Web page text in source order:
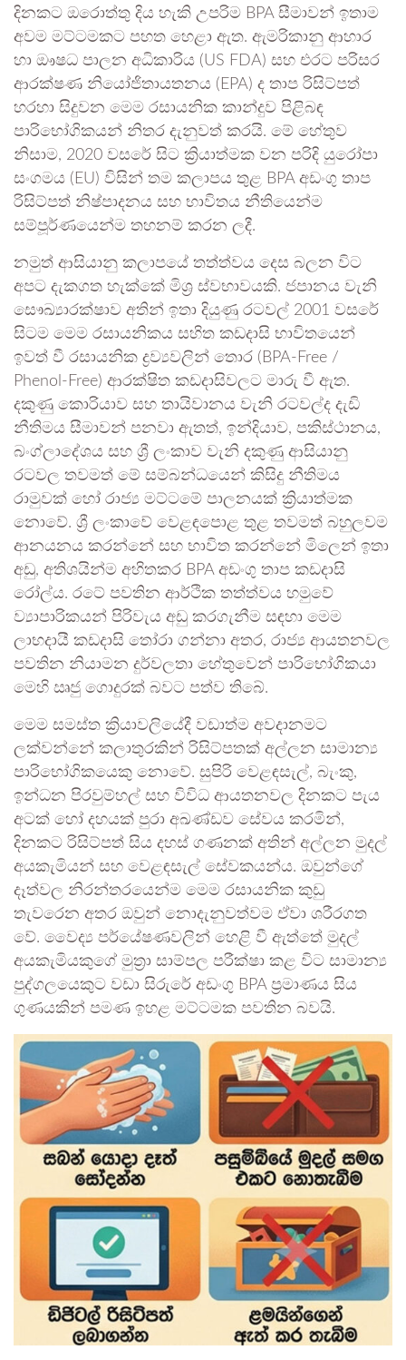
දිනකට ඔරොත්තු දිය හැකි උපරිම BPA සීමාවන් ඉතාම
අවම මට්ටමකට පහත හෙළා ඇත. ඇමරිකානු ආහාර
හා ඖෂධ පාලන අධිකාරිය (US FDA) සහ එරට පරිසර
ආරක්ෂණ නියෝජිතායතනය (EPA) ද තාප රිසිට්පත්
හරහා සිදුවන මෙම රසායනික කාන්දුව පිළිබඳ
පාරිභෝගිකයන් නිතර දැනුවත් කරයි. මේ හේතුව
නිසාම, 2020 වසරේ සිට ක්‍රියාත්මක වන පරිදි යුරෝපා
සංගමය (EU) විසින් තම කලාපය තුළ BPA අඩංගු තාප
රිසිට්පත් නිෂ්පාදනය සහ භාවිතය නීතියෙන්ම
සම්පූර්ණයෙන්ම තහනම් කරන ලදී.
නමුත් ආසියානු කලාපයේ තත්ත්වය දෙස බලන විට
අපට දැකගත හැක්කේ මිශ්‍ර ස්වභාවයකි. ජපානය වැනි
සෞඛ්‍යාරක්ෂාව අතින් ඉතා දියුණු රටවල් 2001 වසරේ
සිටම මෙම රසායනිකය සහිත කඩදාසි භාවිතයෙන්
ඉවත් වී රසායනික ද්‍රව්‍යවලින් තොර (BPA-Free /
Phenol-Free) ආරක්ෂිත කඩදාසිවලට මාරු වී ඇත.
දකුණු කොරියාව සහ තායිවානය වැනි රටවල්ද දැඩි
නීතිමය සීමාවන් පනවා ඇතත්, ඉන්දියාව, පකිස්ථානය,
බංග්ලාදේශය සහ ශ්‍රී ලංකාව වැනි දකුණු ආසියානු
රටවල තවමත් මේ සම්බන්ධයෙන් කිසිදු නීතිමය
රාමුවක් හෝ රාජ්‍ය මට්ටමේ පාලනයක් ක්‍රියාත්මක
නොවේ. ශ්‍රී ලංකාවේ වෙළඳපොළ තුළ තවමත් බහුලවම
ආනයනය කරන්නේ සහ භාවිත කරන්නේ මිලෙන් ඉතා
අඩු, අතිශයින්ම අහිතකර BPA අඩංගු තාප කඩදාසි
රෝල්ය. රටේ පවතින ආර්ථික තත්ත්වය හමුවේ
ව්‍යාපාරිකයන් පිරිවැය අඩු කරගැනීම සඳහා මෙම
ලාභදායී කඩදාසි තෝරා ගන්නා අතර, රාජ්‍ය ආයතනවල
පවතින නියාමන දුර්වලතා හේතුවෙන් පාරිභෝගිකයා
මෙහි ඍජු ගොදුරක් බවට පත්ව තිබේ.
මෙම සමස්ත ක්‍රියාවලියේදී වඩාත්ම අවදානමට
ලක්වන්නේ කලාතුරකින් රිසිට්පතක් අල්ලන සාමාන්‍ය
පාරිභෝගිකයෙකු නොවේ. සුපිරි වෙළඳසැල්, බැංකු,
ඉන්ධන පිරවුම්හල් සහ විවිධ ආයතනවල දිනකට පැය
අටක් හෝ දහයක් පුරා අඛණ්ඩව සේවය කරමින්,
දිනකට රිසිට්පත් සිය දහස් ගණනක් අතින් අල්ලන මුදල්
අයකැමියන් සහ වෙළඳසැල් සේවකයන්ය. ඔවුන්ගේ
දෑත්වල නිරන්තරයෙන්ම මෙම රසායනික කුඩු
තැවරෙන අතර ඔවුන් නොදැනුවත්වම ඒවා ශරීරගත
වේ. වෛද්‍ය පර්යේෂණවලින් හෙළි වී ඇත්තේ මුදල්
අයකැමියකුගේ මුත්‍රා සාම්පල පරීක්ෂා කළ විට සාමාන්‍ය
පුද්ගලයෙකුට වඩා සිරුරේ අඩංගු BPA ප්‍රමාණය සිය
ගුණයකින් පමණ ඉහළ මට්ටමක පවතින බවයි.